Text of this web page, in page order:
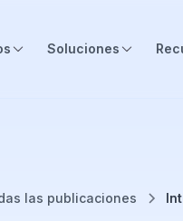
Soluciones
las publicaciones